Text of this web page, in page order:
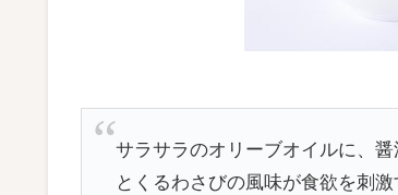
サラサラのオリーブオイルに、
とくるわさびの風味が食欲を刺